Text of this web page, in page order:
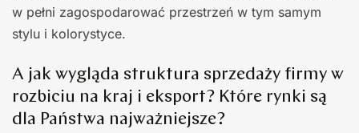
w pełni zagospodarować przestrzeń w tym samym
stylu i kolorystyce.
A jak wygląda struktura sprzedaży firmy w
rozbiciu na kraj i eksport? Które rynki są
dla Państwa najważniejsze?